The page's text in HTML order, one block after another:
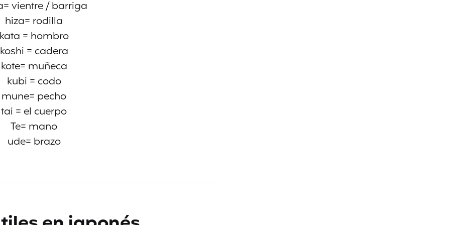
vientre / barriga
hiza= rodilla
kata = hombro
koshi = cadera
kote= muñeca
kubi = codo
mune= pecho
tai = el cuerpo
Te= mano
ude= brazo